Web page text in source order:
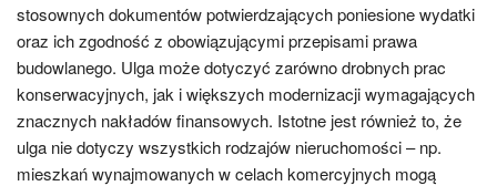
stosownych dokumentów potwierdzających poniesione wydatki
oraz ich zgodność z obowiązującymi przepisami prawa
budowlanego. Ulga może dotyczyć zarówno drobnych prac
konserwacyjnych, jak i większych modernizacji wymagających
znacznych nakładów finansowych. Istotne jest również to, że
ulga nie dotyczy wszystkich rodzajów nieruchomości – np.
mieszkań wynajmowanych w celach komercyjnych mogą